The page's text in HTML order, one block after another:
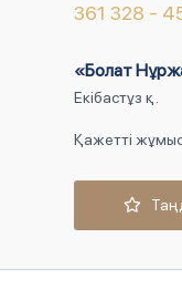
361 328 -
«Болат
Екібастұз қ.
Қажетті